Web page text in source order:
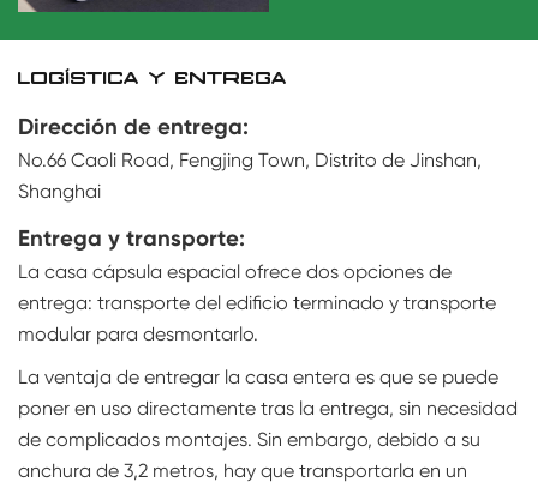
LOGÍSTICA Y ENTREGA
Dirección de entrega:
No.66 Caoli Road, Fengjing Town, Distrito de Jinshan,
Shanghai
Entrega y transporte:
La casa cápsula espacial ofrece dos opciones de
entrega: transporte del edificio terminado y transporte
modular para desmontarlo.
La ventaja de entregar la casa entera es que se puede
poner en uso directamente tras la entrega, sin necesidad
de complicados montajes. Sin embargo, debido a su
anchura de 3,2 metros, hay que transportarla en un